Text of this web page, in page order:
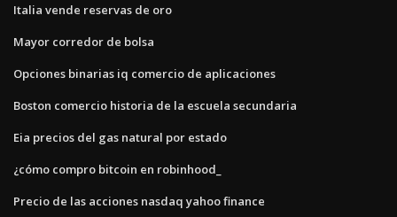
Italia vende reservas de oro
Mayor corredor de bolsa
Opciones binarias iq comercio de aplicaciones
Boston comercio historia de la escuela secundaria
Eia precios del gas natural por estado
¿cómo compro bitcoin en robinhood_
Precio de las acciones nasdaq yahoo finance